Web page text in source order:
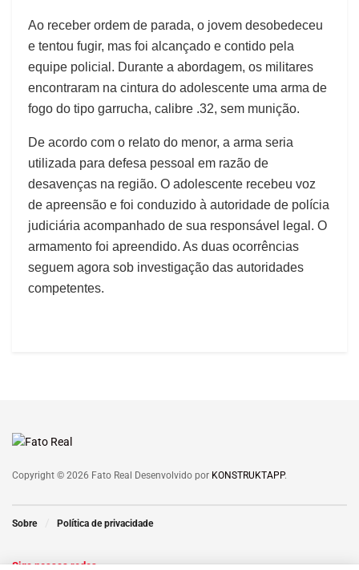
Ao receber ordem de parada, o jovem desobedeceu
e tentou fugir, mas foi alcançado e contido pela
equipe policial. Durante a abordagem, os militares
encontraram na cintura do adolescente uma arma de
fogo do tipo garrucha, calibre .32, sem munição.
De acordo com o relato do menor, a arma seria
utilizada para defesa pessoal em razão de
desavenças na região. O adolescente recebeu voz
de apreensão e foi conduzido à autoridade de polícia
judiciária acompanhado de sua responsável legal. O
armamento foi apreendido. As duas ocorrências
seguem agora sob investigação das autoridades
competentes.
Copyright © 2026 Fato Real Desenvolvido por KONSTRUKTAPP.
Sobre Política de privacidade
Siga nossas redes